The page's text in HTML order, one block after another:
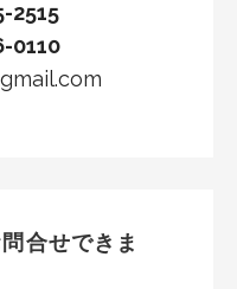
2515
0110
合せできま